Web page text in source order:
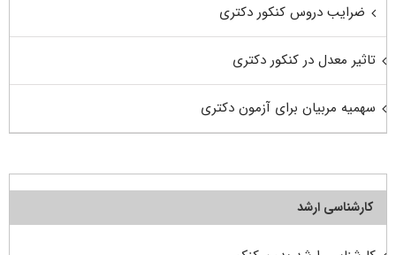
ضرایب دروس کنکور دکتری
تاثیر معدل در کنکور دکتری
سهمیه مربیان برای آزمون دکتری
کارشناسی ارشد